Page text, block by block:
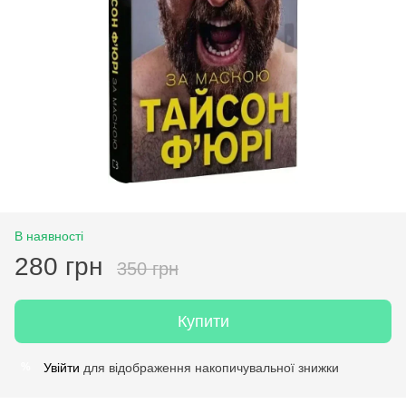
В наявності
280 грн 350 грн
Купити
Увійти для відображення накопичувальної знижки